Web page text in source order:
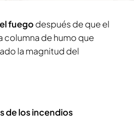
fuego después de que el
columna de humo que
la magnitud del
de los incendios